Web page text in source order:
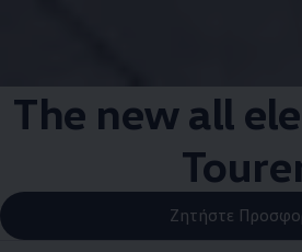
The new all
Ζητήστε